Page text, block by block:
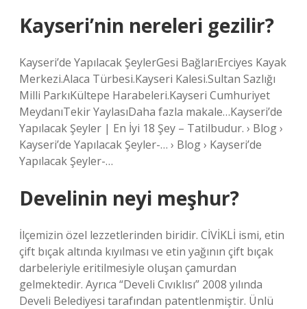
Kayseri’nin nereleri gezilir?
Kayseri’de Yapılacak ŞeylerGesi BağlarıErciyes Kayak
Merkezi.Alaca Türbesi.Kayseri Kalesi.Sultan Sazlığı
Milli ParkıKültepe Harabeleri.Kayseri Cumhuriyet
MeydanıTekir YaylasıDaha fazla makale…Kayseri’de
Yapılacak Şeyler | En İyi 18 Şey – Tatilbudur. › Blog ›
Kayseri’de Yapılacak Şeyler-… › Blog › Kayseri’de
Yapılacak Şeyler-…
Develinin neyi meşhur?
İlçemizin özel lezzetlerinden biridir. CİVİKLİ ismi, etin
çift bıçak altında kıyılması ve etin yağının çift bıçak
darbeleriyle eritilmesiyle oluşan çamurdan
gelmektedir. Ayrıca “Develi Cıvıklısı” 2008 yılında
Develi Belediyesi tarafından patentlenmiştir. Ünlü